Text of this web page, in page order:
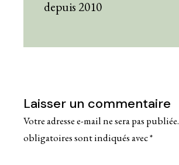
depuis 2010
Laisser un commentaire
Votre adresse e-mail ne sera pas publiée.
obligatoires sont indiqués avec*